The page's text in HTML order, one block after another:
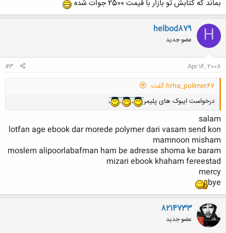
بماند كه كتابش تو بازار با قيمت 2500 جوات شده
H
helbod879
عضو جدید
Apr 16, 2008
#3
hrha_polimer67 گفت:
درخواست ایبوک های پلیمر
salam
lotfan age ebook dar morede polymer dari vasam send kon
mamnoon misham
moslem alipoorlabafman ham be adresse shoma ke baram
mizari ebook khaham fereestad
mercy
bye
8214733
عضو جدید